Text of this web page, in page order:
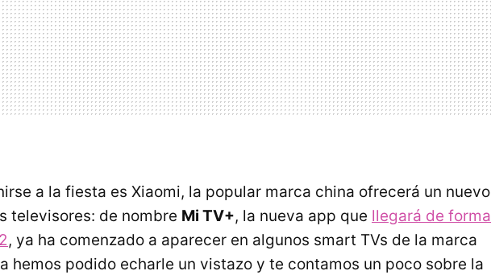
a la fiesta es Xiaomi, la popular marca china ofrecerá un nuevo
televisores: de nombre Mi TV+, la nueva app que llegará de forma
, ya ha comenzado a aparecer en algunos smart TVs de la marca
hemos podido echarle un vistazo y te contamos un poco sobre la